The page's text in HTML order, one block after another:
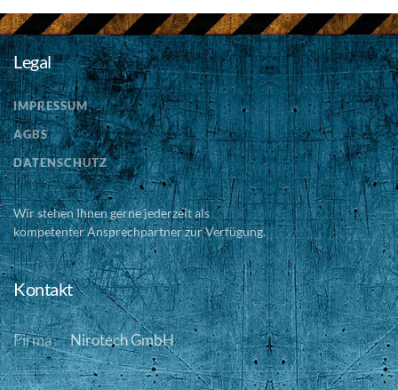
Legal
IMPRESSUM
AGBS
DATENSCHUTZ
Wir stehen Ihnen gerne jederzeit als
kompetenter Ansprechpartner zur Verfügung.
Kontakt
Firma Nirotech GmbH